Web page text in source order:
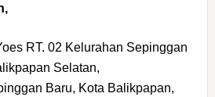
RT. 02 Kelurahan Sepinggan
Selatan,
Baru, Kota Balikpapan,